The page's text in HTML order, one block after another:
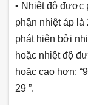
• Nhiệt độ được
phận nhiệt áp
phát hiện bởi
hoặc nhiệt độ
hoặc cao hơn:
29 ”.